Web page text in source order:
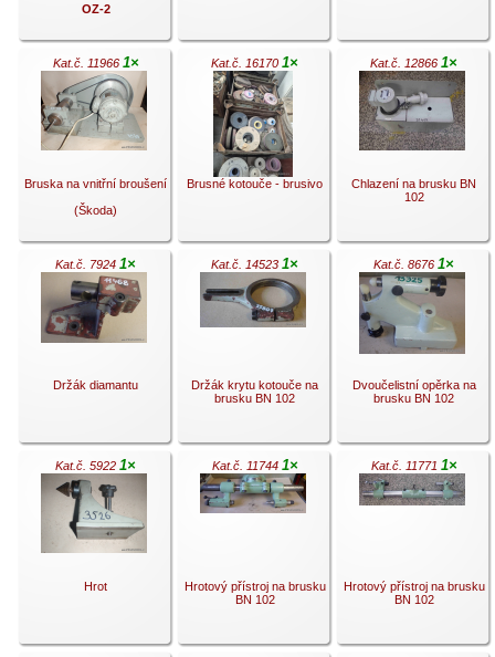
OZ-2
.
.
Kat.č. 11966 1×
Bruska na vnitřní broušení
(Škoda)
.
Kat.č. 16170 1×
Brusné kotouče - brusivo
.
Kat.č. 12866 1×
Chlazení na brusku BN
102
.
Kat.č. 7924 1×
Držák diamantu
.
Kat.č. 14523 1×
Držák krytu kotouče na
brusku BN 102
.
Kat.č. 8676 1×
Dvoučelistní opěrka na
brusku BN 102
Kat.č. 5922 1×
Hrot
Kat.č. 11744 1×
Hrotový přístroj na brusku
BN 102
Kat.č. 11771 1×
Hrotový přístroj na brusku
BN 102